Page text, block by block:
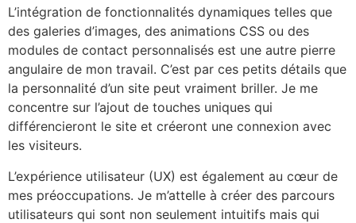
L’intégration de fonctionnalités dynamiques telles que
des galeries d’images, des animations CSS ou des
modules de contact personnalisés est une autre pierre
angulaire de mon travail. C’est par ces petits détails que
la personnalité d’un site peut vraiment briller. Je me
concentre sur l’ajout de touches uniques qui
différencieront le site et créeront une connexion avec
les visiteurs.
L’expérience utilisateur (UX) est également au cœur de
mes préoccupations. Je m’attelle à créer des parcours
utilisateurs qui sont non seulement intuitifs mais qui